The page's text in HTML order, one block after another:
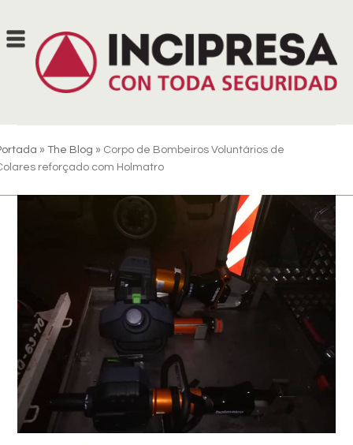
to
content
»The Blog » Corpo de Bombeiros Voluntários de
reforçado com Holmatro